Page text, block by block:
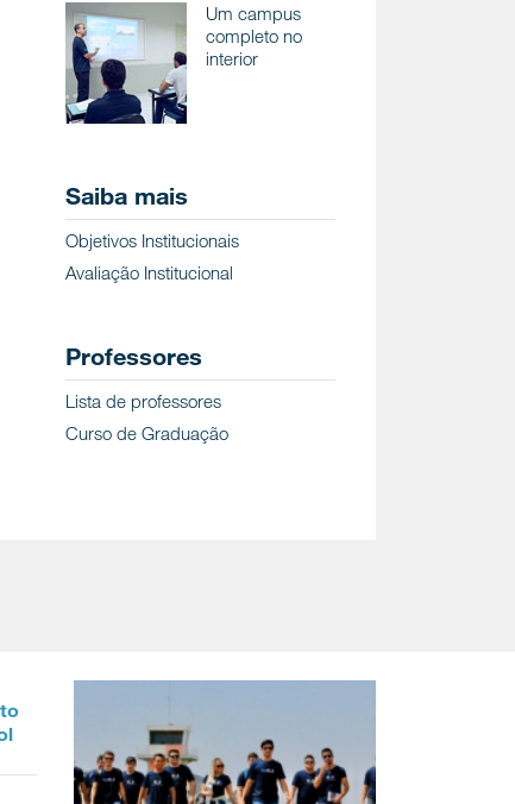
Um campus
completo no
interior
Saiba mais
Objetivos Institucionais
Avaliação Institucional
Professores
Lista de professores
Curso de Graduação